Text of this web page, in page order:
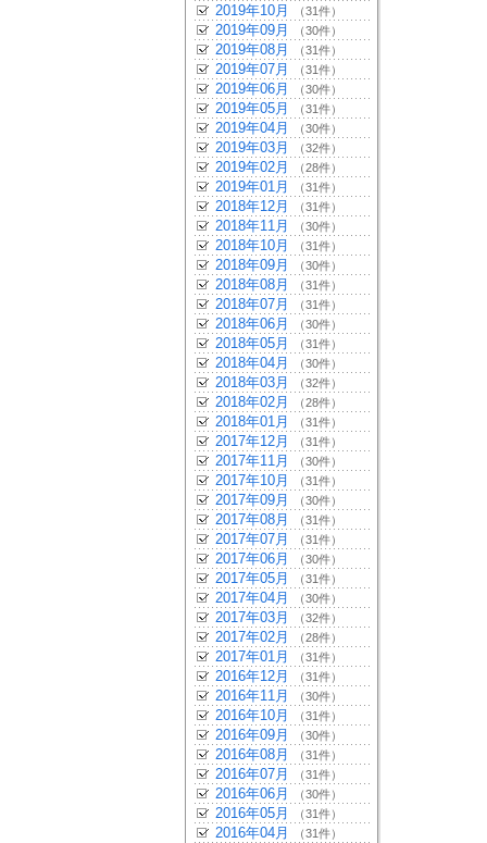
2019年10月 （31件）
2019年09月 （30件）
2019年08月 （31件）
2019年07月 （31件）
2019年06月 （30件）
2019年05月 （31件）
2019年04月 （30件）
2019年03月 （32件）
2019年02月 （28件）
2019年01月 （31件）
2018年12月 （31件）
2018年11月 （30件）
2018年10月 （31件）
2018年09月 （30件）
2018年08月 （31件）
2018年07月 （31件）
2018年06月 （30件）
2018年05月 （31件）
2018年04月 （30件）
2018年03月 （32件）
2018年02月 （28件）
2018年01月 （31件）
2017年12月 （31件）
2017年11月 （30件）
2017年10月 （31件）
2017年09月 （30件）
2017年08月 （31件）
2017年07月 （31件）
2017年06月 （30件）
2017年05月 （31件）
2017年04月 （30件）
2017年03月 （32件）
2017年02月 （28件）
2017年01月 （31件）
2016年12月 （31件）
2016年11月 （30件）
2016年10月 （31件）
2016年09月 （30件）
2016年08月 （31件）
2016年07月 （31件）
2016年06月 （30件）
2016年05月 （31件）
2016年04月 （31件）